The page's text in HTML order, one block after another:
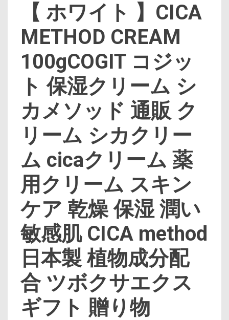
【 ホワイト 】CICA
METHOD CREAM
100gCOGIT コジッ
ト 保湿クリーム シ
カメソッド 通販 ク
リーム シカクリー
ム cicaクリーム 薬
用クリーム スキン
ケア 乾燥 保湿 潤い
敏感肌 CICA method
日本製 植物成分配
合 ツボクサエクス
ギフト 贈り物